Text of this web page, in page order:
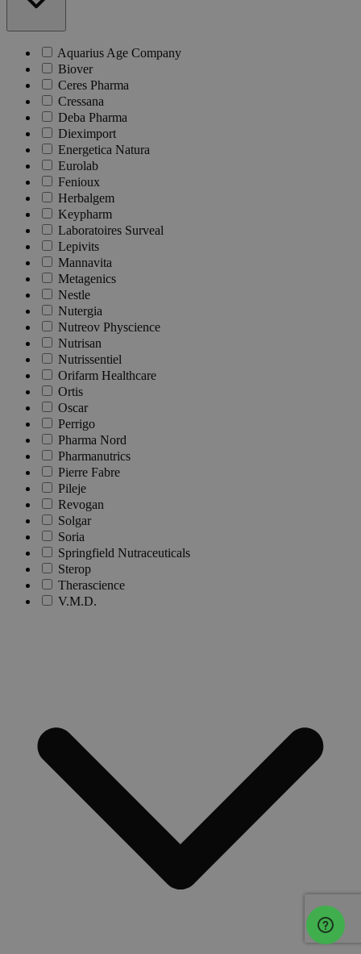
Aquarius Age Company
Biover
Ceres Pharma
Cressana
Deba Pharma
Dieximport
Energetica Natura
Eurolab
Fenioux
Herbalgem
Keypharm
Laboratoires Surveal
Lepivits
Mannavita
Metagenics
Nestle
Nutergia
Nutreov Physcience
Nutrisan
Nutrissentiel
Orifarm Healthcare
Ortis
Oscar
Perrigo
Pharma Nord
Pharmanutrics
Pierre Fabre
Pileje
Revogan
Solgar
Soria
Springfield Nutraceuticals
Sterop
Therascience
V.M.D.